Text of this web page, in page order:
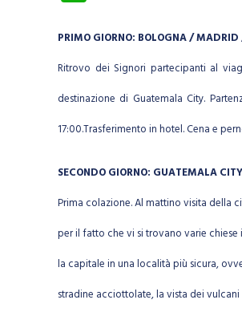
ts
A
p
p
PRIMO GIORNO: BOLOGNA /
Ritrovo dei Signori partecipanti al
destinazione di Guatemala City.
17:00.Trasferimento in hotel. Cena e
SECONDO GIORNO: GUATEMALA
Prima colazione. Al mattino visita della
per il fatto che vi si trovano varie chiese
la capitale in una località più sicura,
stradine acciottolate, la vista dei vulcani